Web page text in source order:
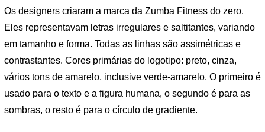
Os designers criaram a marca da Zumba Fitness do zero.
Eles representavam letras irregulares e saltitantes, variando
em tamanho e forma. Todas as linhas são assimétricas e
contrastantes. Cores primárias do logotipo: preto, cinza,
vários tons de amarelo, inclusive verde-amarelo. O primeiro é
usado para o texto e a figura humana, o segundo é para as
sombras, o resto é para o círculo de gradiente.